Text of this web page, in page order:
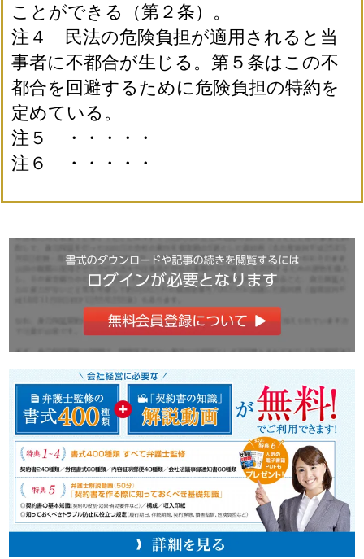
ことができる（第２条）。
注４ 民法の危険負担が適用されると当
事者に不都合が生じる。第５条はこの不
都合を回避するために危険負担の特約を
定めている。
注５ ・・・・・
注６ ・・・・・